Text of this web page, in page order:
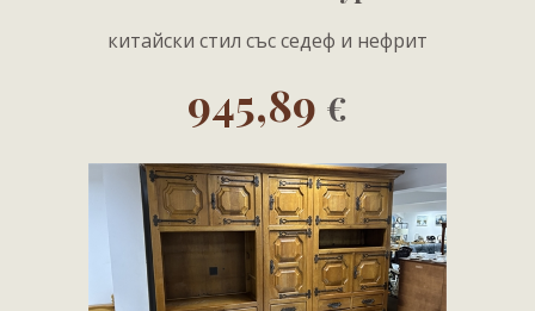
китайски стил със седеф и нефрит
945,89 €